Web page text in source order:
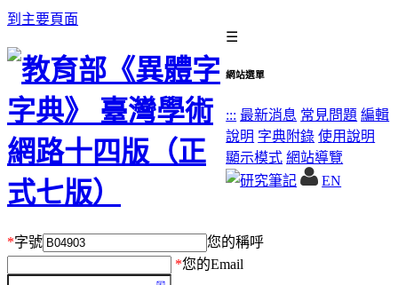
到主要頁面
☰
網站選單
::: 最新消息 常見問題 編輯
說明 字典附錄 使用說明
顯示模式 網站導覽
EN
*字號
您的稱呼
*您的Email